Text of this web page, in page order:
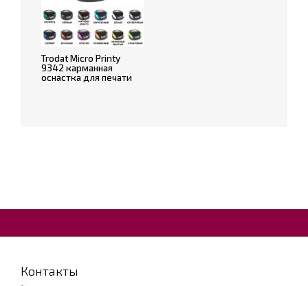
Trodat Micro Printy
9342 карманная
оснастка для печати
Контакты